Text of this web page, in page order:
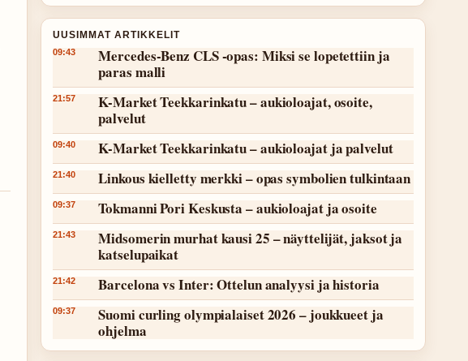
UUSIMMAT ARTIKKELIT
09:43
Mercedes-Benz CLS -opas: Miksi se lopetettiin ja
paras malli
21:57
K-Market Teekkarinkatu – aukioloajat, osoite,
palvelut
09:40 K-Market Teekkarinkatu – aukioloajat ja palvelut
21:40 Linkous kielletty merkki – opas symbolien tulkintaan
09:37 Tokmanni Pori Keskusta – aukioloajat ja osoite
21:43
Midsomerin murhat kausi 25 – näyttelijät, jaksot ja
katselupaikat
21:42 Barcelona vs Inter: Ottelun analyysi ja historia
09:37
Suomi curling olympialaiset 2026 – joukkueet ja
ohjelma